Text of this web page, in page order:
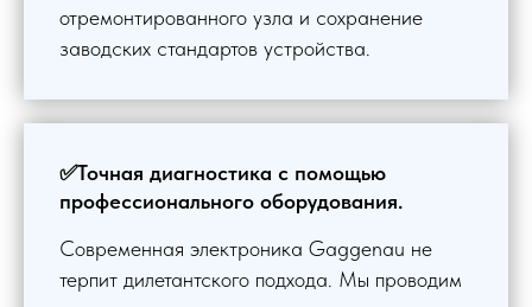
отремонтированного узла и сохранение
заводских стандартов устройства.
✅Точная диагностика с помощью
профессионального оборудования.
Современная электроника Gaggenau не
терпит дилетантского подхода. Мы проводим